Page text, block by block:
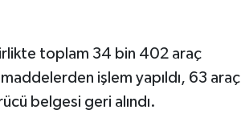
toplam 34 bin 402 araç
işlem yapıldı, 63 araç
belgesi geri alındı.